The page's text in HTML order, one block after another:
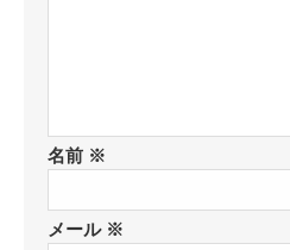
名前 ※
メール ※